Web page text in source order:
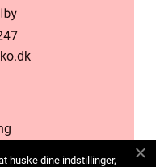
huske dine indstillinger,